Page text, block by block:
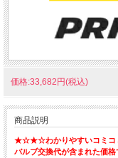
価格:33,682円(税込)
商品説明
★☆★☆わかりやすいコミコ
バルブ交換代が含まれた